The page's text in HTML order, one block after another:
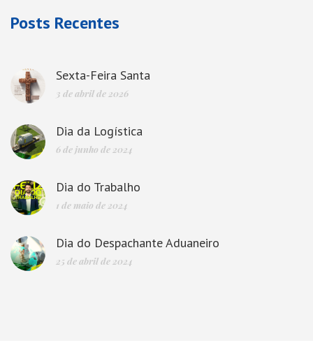
Posts Recentes
Sexta-Feira Santa
3 de abril de 2026
Dia da Logística
6 de junho de 2024
Dia do Trabalho
1 de maio de 2024
Dia do Despachante Aduaneiro
25 de abril de 2024